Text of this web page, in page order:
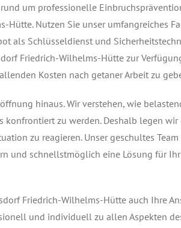
um professionelle
Hütte. Nutzen Sie unser umfangreiches
als Schlüsseldienst und
Friedrich-Wilhelms-Hütte zur
Kosten nach getaner Arbeit zu
hinaus. Wir verstehen, wie
konfrontiert zu werden. Deshalb legen
zu reagieren. Unser geschultes
und schnellstmöglich eine Lösung für
Friedrich-Wilhelms-Hütte auch Ihre
und individuell zu allen Aspekten